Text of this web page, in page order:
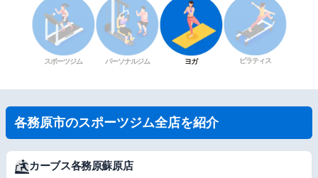
スポーツジム パーソナルジム ヨガ ピラティス
各務原市のスポーツジム全店を紹介
カーブス各務原蘇原店